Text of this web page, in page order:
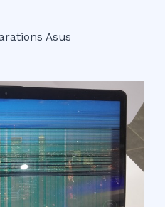
Asus